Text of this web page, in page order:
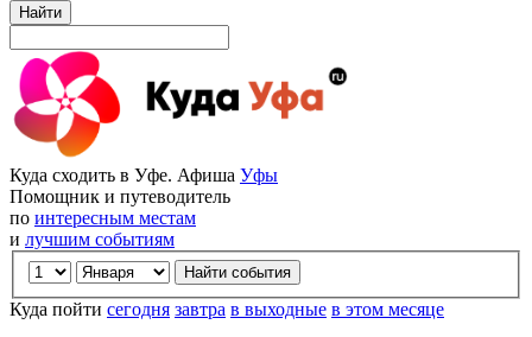
Найти
Куда сходить в Уфе. Афиша Уфы
Помощник и путеводитель
по интересным местам
и лучшим событиям
Куда пойти сегодня завтра в выходные в этом месяце